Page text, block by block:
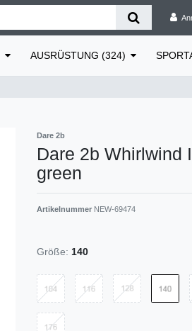
AUSRÜSTUNG (324)
Dare 2b
Dare 2b Whirlwind
green
Artikelnummer NEW-69474
Größe: 140